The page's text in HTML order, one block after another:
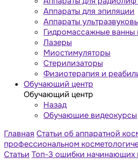
Аппараты для эпиляции
Аппараты
Гидромассажные
Лазеры
Миостимуляторы
Стерилизаторы
Физиотерапия и
Обучающий центр
Обучающий центр
Назад
Обучающие видеокурсы
Главная Статьи об аппаратной
профессиональном
Статьи Топ-3 ошибки начинающих